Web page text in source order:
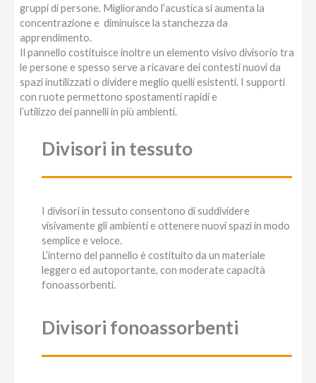
gruppi di persone. Migliorando l’acustica si aumenta la
concentrazione e diminuisce la stanchezza da
apprendimento.
Il pannello costituisce inoltre un elemento visivo divisorio tra
le persone e spesso serve a ricavare dei contesti nuovi da
spazi inutilizzati o dividere meglio quelli esistenti. I supporti
con ruote permettono spostamenti rapidi e
l’utilizzo dei pannelli in più ambienti.
Divisori in tessuto
I divisori in tessuto consentono di suddividere
visivamente gli ambienti e ottenere nuovi spazi in modo
semplice e veloce.
L’interno del pannello è costituito da un materiale
leggero ed autoportante, con moderate capacità
fonoassorbenti.
Divisori fonoassorbenti